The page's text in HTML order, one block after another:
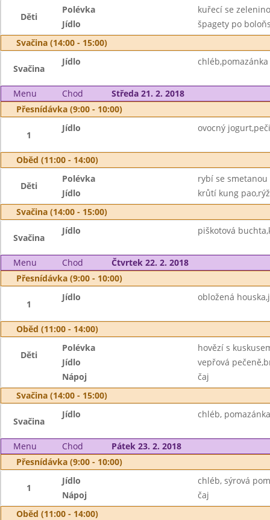
Děti
Polévka
kuřecí se
Jídlo
špagety po
Svačina (14:00 - 15:00)
Svačina
Jídlo
Menu Chod
Středa 21. 2. 2018
Přesnídávka (9:00 - 10:00)
1
Jídlo ovocný
Oběd (11:00 - 14:00)
Děti
Polévka
rybí se smetanou
Jídlo
krůtí kung
Svačina (14:00 - 15:00)
Svačina
Jídlo piškotová
Menu Chod
Čtvrtek 22. 2. 2018
Přesnídávka (9:00 - 10:00)
1
Jídlo obložená
Oběd (11:00 - 14:00)
Děti
Polévka
hovězí s
Jídlo
vepřová
Nápoj
čaj
Svačina (14:00 - 15:00)
Svačina
Jídlo chléb,
Menu Chod
Pátek 23. 2. 2018
Přesnídávka (9:00 - 10:00)
1
Jídlo
chléb, sýrová
Nápoj
čaj
Oběd (11:00 - 14:00)